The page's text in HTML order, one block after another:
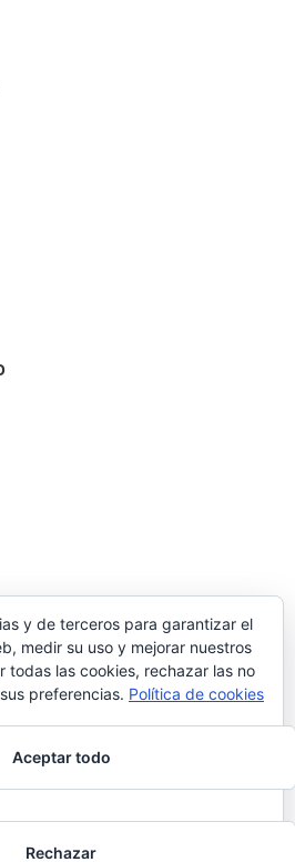
y de terceros para garantizar el
medir su uso y mejorar nuestros
todas las cookies, rechazar las no
preferencias. Política de cookies
Aceptar todo
Rechazar